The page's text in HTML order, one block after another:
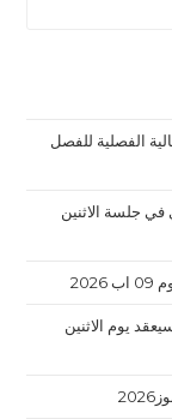
الفصلية للفصل
جلسة الاثنين
يوم الاثنين